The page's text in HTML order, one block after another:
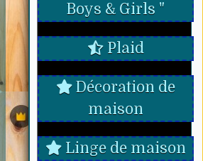
Boys & Girls "
Plaid
Décoration de
maison
Linge de maison